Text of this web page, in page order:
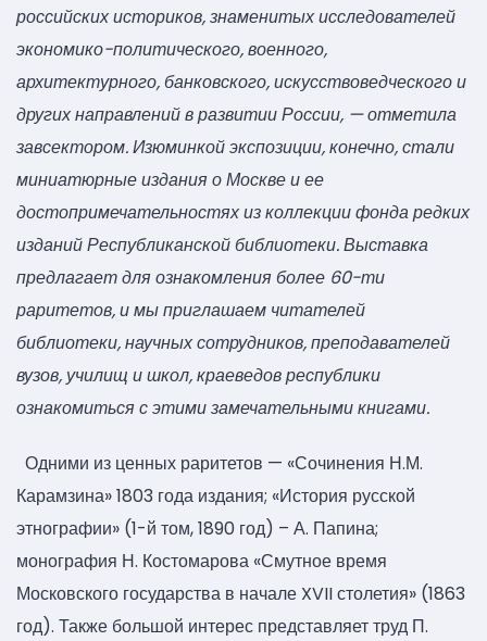
российских историков, знаменитых исследователей
экономико-политического, военного,
архитектурного, банковского, искусствоведческого и
других направлений в развитии России, — отметила
завсектором. Изюминкой экспозиции, конечно, стали
миниатюрные издания о Москве и ее
достопримечательностях из коллекции фонда редких
изданий Республиканской библиотеки. Выставка
предлагает для ознакомления более 60-ти
раритетов, и мы приглашаем читателей
библиотеки, научных сотрудников, преподавателей
вузов, училищ и школ, краеведов республики
ознакомиться с этими замечательными книгами.
Одними из ценных раритетов — «Сочинения Н.М.
Карамзина» 1803 года издания; «История русской
этнографии» (1-й том, 1890 год) – А. Папина;
монография Н. Костомарова «Смутное время
Московского государства в начале XVII столетия» (1863
год). Также большой интерес представляет труд П.